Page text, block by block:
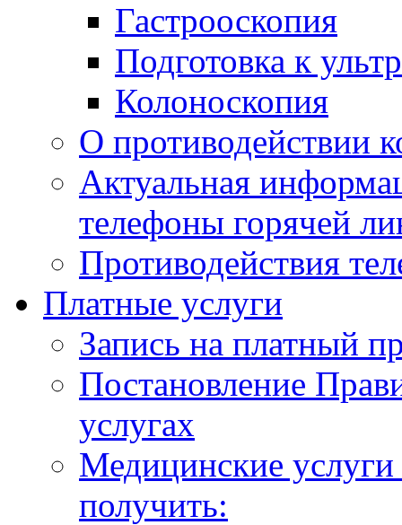
Гастрооскопия
Подготовка к
Колоноскопия
О противодействии
Актуальная
телефоны горячей
Противодействия
Платные услуги
Запись на платный
Постановление
услугах
Медицинские
получить: